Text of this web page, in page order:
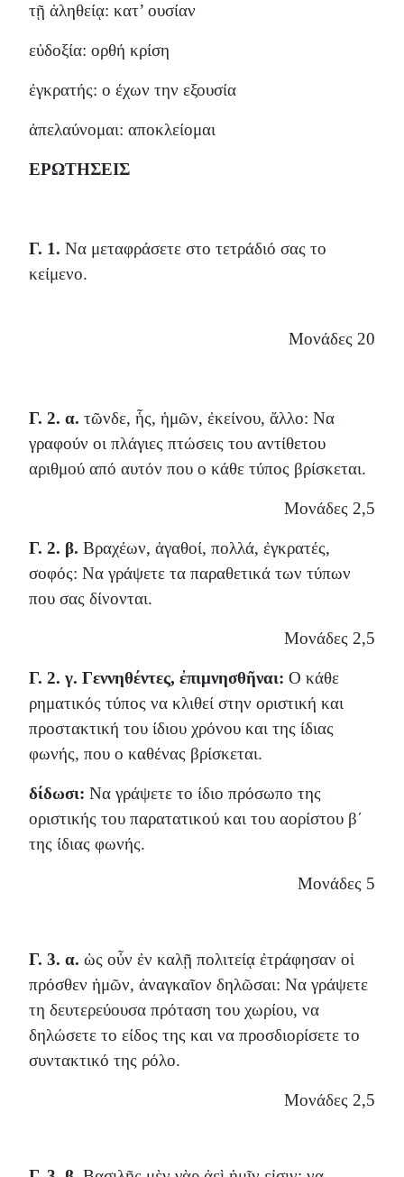
τῇ ἀληθείᾳ: κατ’ ουσίαν
εὐδοξία: ορθή κρίση
ἐγκρατής: ο έχων την εξουσία
ἀπελαύνομαι: αποκλείομαι
ΕΡΩΤΗΣΕΙΣ
Γ. 1. Να μεταφράσετε στο τετράδιό σας το
κείμενο.
Μονάδες 20
Γ. 2. α. τῶνδε, ἧς, ἡμῶν, ἐκείνου, ἄλλο: Να
γραφούν οι πλάγιες πτώσεις του αντίθετου
αριθμού από αυτόν που ο κάθε τύπος βρίσκεται.
Μονάδες 2,5
Γ. 2. β. Βραχέων, ἀγαθοί, πολλά, ἐγκρατές,
σοφός: Να γράψετε τα παραθετικά των τύπων
που σας δίνονται.
Μονάδες 2,5
Γ. 2. γ. Γεννηθέντες, ἐπιμνησθῆναι: Ο κάθε
ρηματικός τύπος να κλιθεί στην οριστική και
προστακτική του ίδιου χρόνου και της ίδιας
φωνής, που ο καθένας βρίσκεται.
δίδωσι: Να γράψετε το ίδιο πρόσωπο της
οριστικής του παρατατικού και του αορίστου β΄
της ίδιας φωνής.
Μονάδες 5
Γ. 3. α. ὡς οὖν ἐν καλῇ πολιτείᾳ ἐτράφησαν οἱ
πρόσθεν ἡμῶν, ἀναγκαῖον δηλῶσαι: Να γράψετε
τη δευτερεύουσα πρόταση του χωρίου, να
δηλώσετε το είδος της και να προσδιορίσετε το
συντακτικό της ρόλο.
Μονάδες 2,5